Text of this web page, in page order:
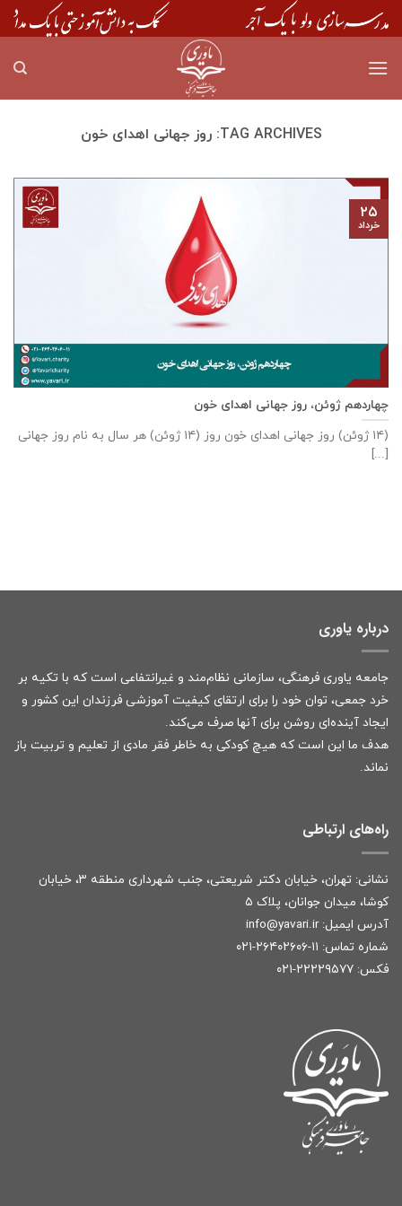
Skip
to
TAG ARCHIVES: روز جهانی اهدای خون
چهاردهم ژوئن، روز جهانی اهدای خون
(۱۴ ژوئن) روز جهانی اهدای خون روز (۱۴ ژوئن) هر سال به نام روز جهانی
[...]
۲۵
خرداد
درباره یاوری
جامعه یاوری فرهنگی، سازمانی نظام‌مند و غیرانتفاعی است که با تکیه بر
خرد جمعی، توان خود را برای ارتقای کیفیت آموزشی فرزندان این کشور و
ایجاد آینده‌ای روشن برای آنها صرف می‌کند.
هدف ما این است که هیچ کودکی به خاطر فقر مادی از تعلیم و تربیت باز
نماند.
راه‌های ارتباطی
نشانی: تهران، خیابان دکتر شریعتی، جنب شهرداری منطقه ۳، خیابان
کوشا، میدان جوانان، پلاک ۵
آدرس ایمیل: info@yavari.ir
شماره تماس: ۱۱-۲۶۴۰۲۶۰۶-۰۲۱
فکس: ۲۲۲۲۹۵۷۷-۰۲۱